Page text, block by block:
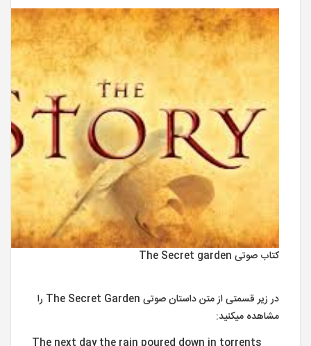
کتاب صوتی The Secret garden
در زیر قسمتی از متن داستان صوتی The Secret Garden را
مشاهده میکنید: